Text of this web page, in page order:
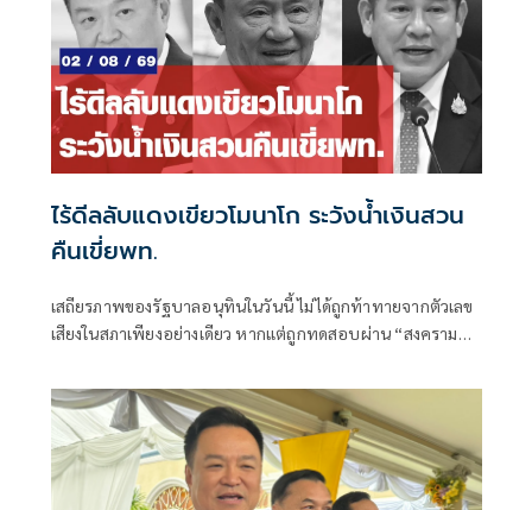
ไร้ดีลลับแดงเขียวโมนาโก ระวังน้ำเงินสวน
คืนเขี่ยพท.
เสถียรภาพของรัฐบาลอนุทินในวันนี้ ไม่ได้ถูกท้าทายจากตัวเลข
เสียงในสภาเพียงอย่างเดียว หากแต่ถูกทดสอบผ่าน “สงคราม
ข่ายอำนาจของพรรคภูมิใจไทย